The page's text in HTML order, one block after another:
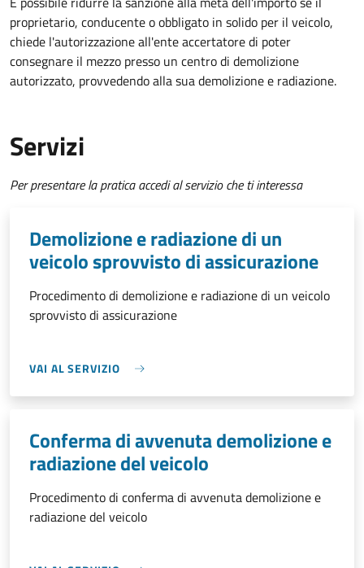
proprietario, conducente o obbligato in solido per il veicolo,
chiede l'autorizzazione all'ente accertatore di poter
consegnare il mezzo presso un centro di demolizione
autorizzato, provvedendo alla sua demolizione e radiazione.
Servizi
Per presentare la pratica accedi al servizio che ti interessa
Demolizione e radiazione di un
veicolo sprovvisto di assicurazione
Procedimento di demolizione e radiazione di un veicolo
sprovvisto di assicurazione
VAI AL SERVIZIO
Conferma di avvenuta demolizione e
radiazione del veicolo
Procedimento di conferma di avvenuta demolizione e
radiazione del veicolo